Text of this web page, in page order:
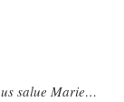
salue Marie…